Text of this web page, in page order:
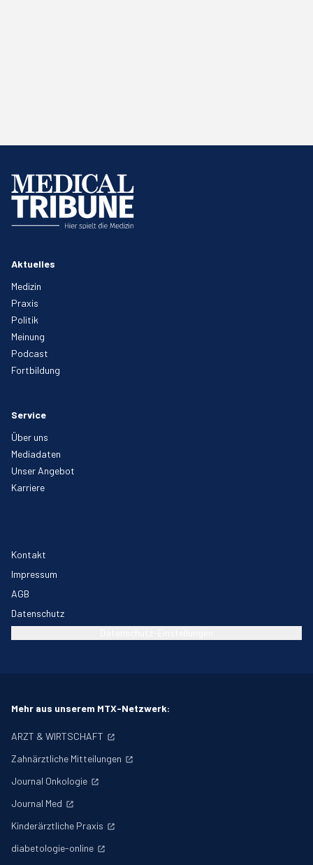
Aktuelles
Medizin
Praxis
Politik
Meinung
Podcast
Fortbildung
Service
Über uns
Mediadaten
Unser Angebot
Karriere
Kontakt
Impressum
AGB
Datenschutz
Mehr aus unserem MTX-Netzwerk:
ARZT & WIRTSCHAFT
Zahnärztliche Mitteilungen
Journal Onkologie
Journal Med
Kinderärztliche Praxis
diabetologie-online